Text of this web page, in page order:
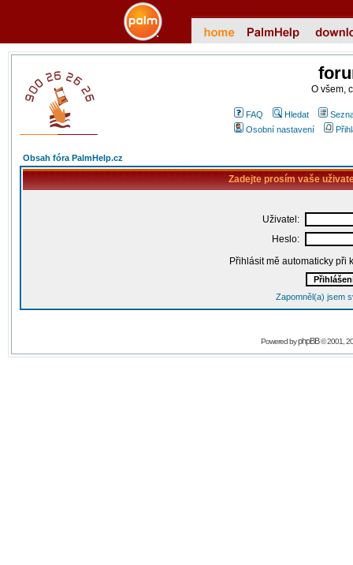
O všem,
FAQ Hledat
Osobní nastavení
Obsah fóra PalmHelp.cz
Zadejte prosím vaše
Uživatel:
Heslo:
Přihlásit mě automaticky při
Zapomněl(a) jsem
Powered byphpBB© 2001,